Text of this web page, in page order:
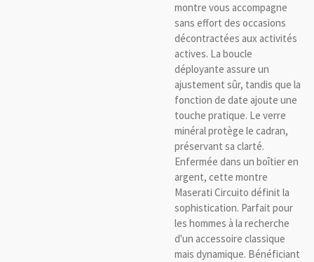
montre vous accompagne
sans effort des occasions
décontractées aux activités
actives. La boucle
déployante assure un
ajustement sûr, tandis que la
fonction de date ajoute une
touche pratique. Le verre
minéral protège le cadran,
préservant sa clarté.
Enfermée dans un boîtier en
argent, cette montre
Maserati Circuito définit la
sophistication. Parfait pour
les hommes à la recherche
d'un accessoire classique
mais dynamique. Bénéficiant